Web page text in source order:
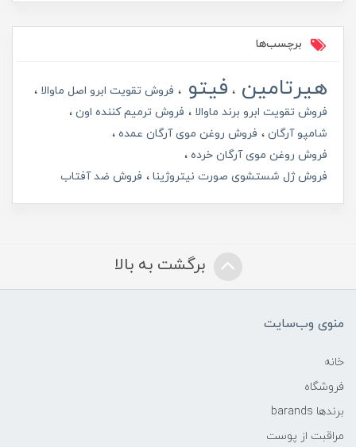
برچسب‌ها
هیرتامین فیتو
فروش تقویت ابرو اصل ماوالا
فروش تقویت ابرو برند ماوالا
فروش ترمیم کننده اون
شامپو آرگان
فروش روغن موی آرگان عمده
فروش روغن موی آرگان خرده
فروش ژل شستشوی صورت نیتروژینا
فروش ضد آفتاب
برگشت به بالا
منوی وب‌سایت
خانه
فروشگاه
برندها barands
مراقبت از پوست